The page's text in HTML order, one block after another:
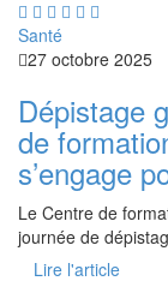
Santé
27 octobre 2025
Dépistage
de
s’engage
Le Centre de
journée de
Lire l'article